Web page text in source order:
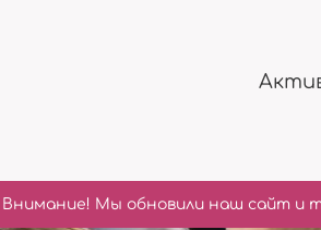
Внимание! Мы обновили наш сайт и